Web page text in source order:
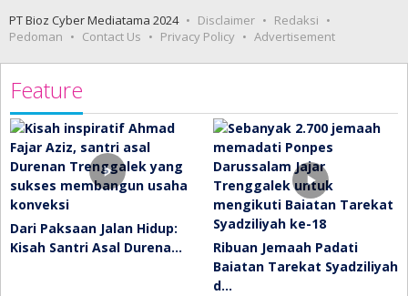
PT Bioz Cyber Mediatama 2024 Disclaimer
Redaksi
Pedoman
Contact Us Privacy Policy Advertisement
Feature
Dari Paksaan Jalan Hidup:
Kisah Santri Asal Durena…
Ribuan Jemaah Padati
Baiatan Tarekat Syadziliyah
d…